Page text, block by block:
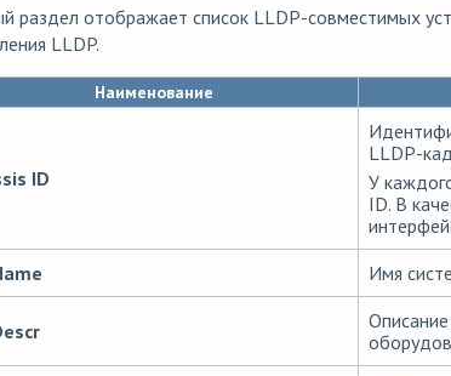
раздел отображает список LLDP-совместимых
LLDP.
Наименование
ID
LLDP-
У
ID. В
Имя